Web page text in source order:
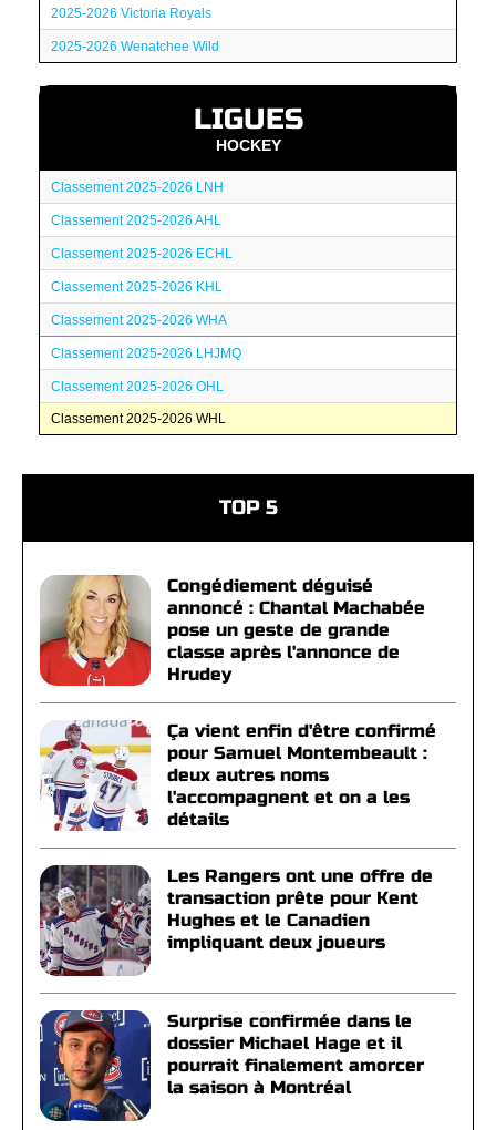
2025-2026 Victoria Royals
2025-2026 Wenatchee Wild
LIGUES
HOCKEY
Classement 2025-2026 LNH
Classement 2025-2026 AHL
Classement 2025-2026 ECHL
Classement 2025-2026 KHL
Classement 2025-2026 WHA
Classement 2025-2026 LHJMQ
Classement 2025-2026 OHL
Classement 2025-2026 WHL
TOP 5
Congédiement déguisé
annoncé : Chantal Machabée
pose un geste de grande
classe après l'annonce de
Hrudey
Ça vient enfin d'être confirmé
pour Samuel Montembeault :
deux autres noms
l'accompagnent et on a les
détails
Les Rangers ont une offre de
transaction prête pour Kent
Hughes et le Canadien
impliquant deux joueurs
Surprise confirmée dans le
dossier Michael Hage et il
pourrait finalement amorcer
la saison à Montréal